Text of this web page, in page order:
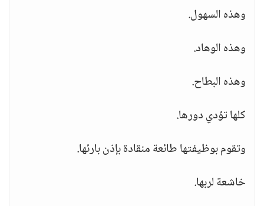
وهذه السهول.
وهذه الوهاد.
وهذه البطاح.
كلها تؤدي دورها.
وتقوم بوظيفتها طائعة منقادة بإذن بارئها.
خاشعة لربها.